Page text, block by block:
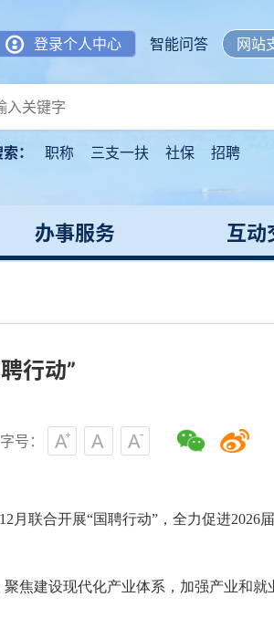
登录个人中心 智能问答 网站
： 职称 三支一扶 社保 招聘
办事服务 互动
行动”
字号：
联合开展“国聘行动”，全力促进2026
焦建设现代化产业体系，加强产业和